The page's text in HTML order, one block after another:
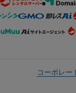
コーポレー